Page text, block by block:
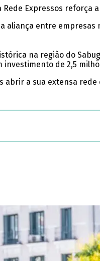
Expressos
aliança entre
na região do
de 2,5
abrir a sua extensa